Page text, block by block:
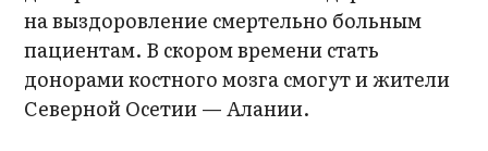
на выздоровление смертельно больным
пациентам. В скором времени стать
донорами костного мозга смогут и жители
Северной Осетии — Алании.